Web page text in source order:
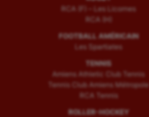
RCA (F) – Les Licornes
RCA (H)
FOOTBALL AMÉRICAIN
Les Spartiates
TENNIS
Amiens Athletic Club Tennis
Tennis Club Amiens Métropole
RCA Tennis
ROLLER-HOCKEY